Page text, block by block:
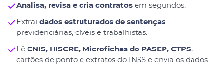
Analisa, revisa e cria contratosem segundos.
Extrai dados estruturados de sentenças
previdenciárias, cíveis e trabalhistas.
Lê CNIS, HISCRE, Microfichas do PASEP, CTPS,
cartões de ponto e extratos do INSS e envia os dados